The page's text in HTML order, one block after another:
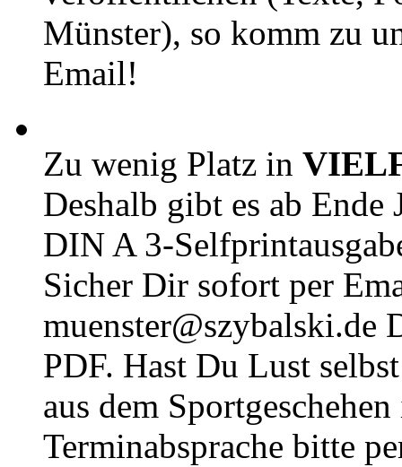
Münster), so komm zu
Email!
Zu wenig Platz in
Deshalb gibt es ab Ende
DIN A 3-
Sicher Dir sofort per
muenster@szybalski.de
PDF. Hast Du Lust
aus dem
Terminabsprache bitte